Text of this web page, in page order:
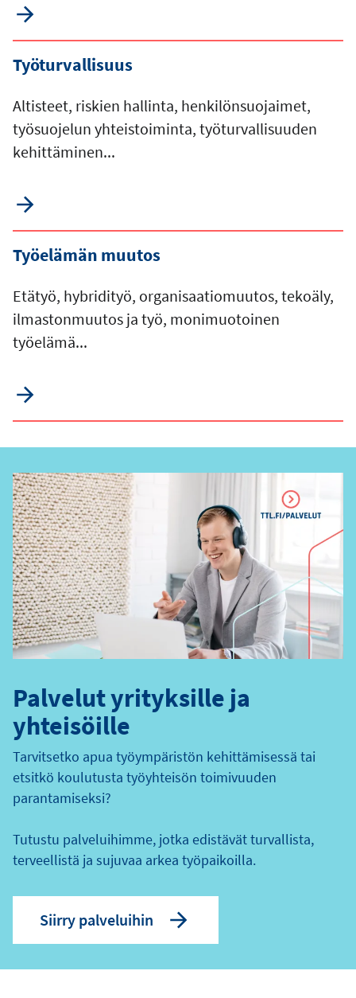
Työturvallisuus
Altisteet, riskien hallinta, henkilönsuojaimet,
työsuojelun yhteistoiminta, työturvallisuuden
kehittäminen...
Työelämän muutos
Etätyö, hybridityö, organisaatiomuutos, tekoäly,
ilmastonmuutos ja työ, monimuotoinen
työelämä...
Palvelut yrityksille ja
yhteisöille
Tarvitsetko apua työympäristön kehittämisessä tai
etsitkö koulutusta työyhteisön toimivuuden
parantamiseksi?
Tutustu palveluihimme, jotka edistävät turvallista,
terveellistä ja sujuvaa arkea työpaikoilla.
Siirry palveluihin